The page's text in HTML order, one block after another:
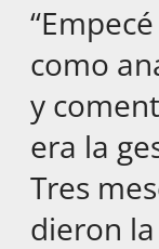
como
y
era la
Tres
dieron